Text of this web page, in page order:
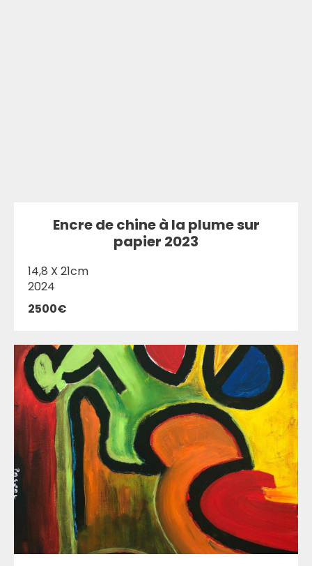
Encre de chine à la plume sur
papier 2023
14,8 X 21cm
2024
2500€